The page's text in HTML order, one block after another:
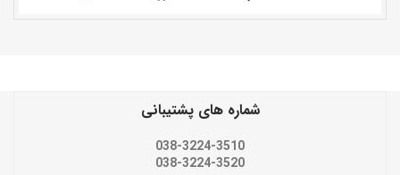
شماره های پشتیبانی
038-3224-3510
038-3224-3520